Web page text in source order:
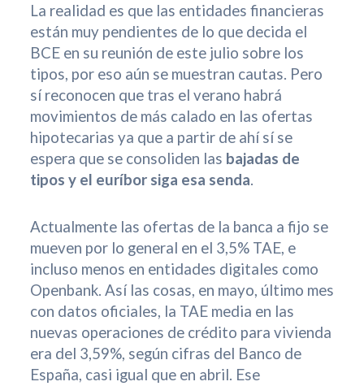
La realidad es que las entidades financieras
están muy pendientes de lo que decida el
BCE en su reunión de este julio sobre los
tipos, por eso aún se muestran cautas. Pero
sí reconocen que tras el verano habrá
movimientos de más calado en las ofertas
hipotecarias ya que a partir de ahí sí se
espera que se consoliden las bajadas de
tipos y el euríbor siga esa senda.
Actualmente las ofertas de la banca a fijo se
mueven por lo general en el 3,5% TAE, e
incluso menos en entidades digitales como
Openbank. Así las cosas, en mayo, último mes
con datos oficiales, la TAE media en las
nuevas operaciones de crédito para vivienda
era del 3,59%, según cifras del Banco de
España, casi igual que en abril. Ese